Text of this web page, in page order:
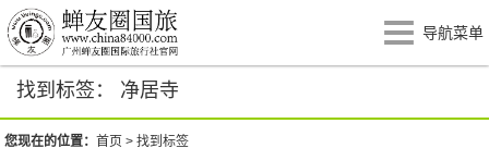
导航菜单
找到标签： 净居寺
您现在的位置：首页 >找到标签